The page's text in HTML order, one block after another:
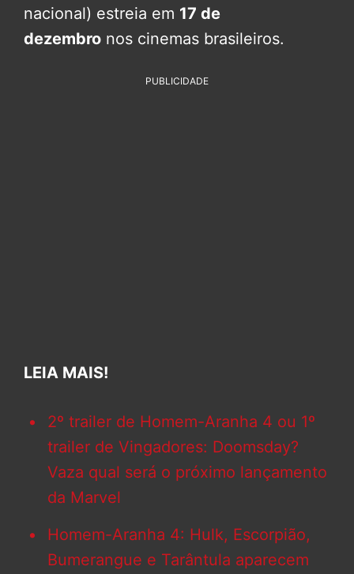
nacional) estreia em 17 de
dezembro nos cinemas brasileiros.
PUBLICIDADE
LEIA MAIS!
2º trailer de Homem-Aranha 4 ou 1º
trailer de Vingadores: Doomsday?
Vaza qual será o próximo lançamento
da Marvel
Homem-Aranha 4: Hulk, Escorpião,
Bumerangue e Tarântula aparecem